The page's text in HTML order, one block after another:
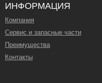
ИНФОРМАЦИЯ
Компания
Сервис и запасные части
Преимущества
Контакты